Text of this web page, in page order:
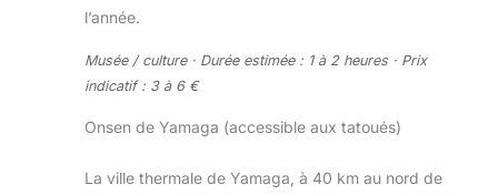
l’année.
Musée / culture · Durée estimée : 1 à 2 heures · Prix
indicatif : 3 à 6 €
Onsen de Yamaga (accessible aux tatoués)
La ville thermale de Yamaga, à 40 km au nord de